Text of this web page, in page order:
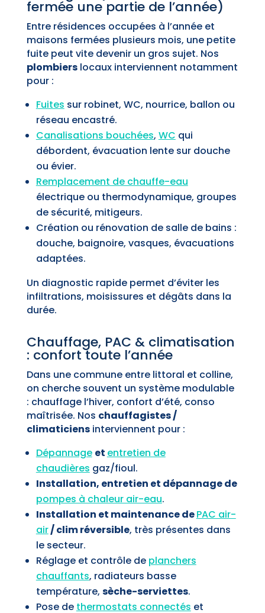
fermée une partie de l’année)
Entre résidences occupées à l’année et
maisons fermées plusieurs mois, une petite
fuite peut vite devenir un gros sujet. Nos
plombierslocaux interviennent notamment
pour :
Fuites sur robinet, WC, nourrice, ballon ou
réseau encastré.
Canalisations bouchées, WC qui
débordent, évacuation lente sur douche
ou évier.
Remplacement de chauffe-eau
électrique ou thermodynamique, groupes
de sécurité, mitigeurs.
Création ou rénovation de salle de bains :
douche, baignoire, vasques, évacuations
adaptées.
Un diagnostic rapide permet d’éviter les
infiltrations, moisissures et dégâts dans la
durée.
Chauffage, PAC & climatisation
: confort toute l’année
Dans une commune entre littoral et colline,
on cherche souvent un système modulable
: chauffage l’hiver, confort d’été, conso
maîtrisée. Nos chauffagistes /
climaticiensinterviennent pour :
Dépannage et entretien de
chaudières gaz/fioul.
Installation, entretien et dépannage de
pompes à chaleur air-eau.
Installation et maintenance dePAC air-
air/ clim réversible, très présentes dans
le secteur.
Réglage et contrôle de planchers
chauffants, radiateurs basse
température, sèche-serviettes.
Pose de thermostats connectés et